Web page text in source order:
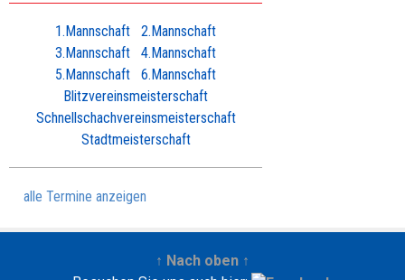
1.Mannschaft
2.Mannschaft
3.Mannschaft
4.Mannschaft
5.Mannschaft
6.Mannschaft
Blitzvereinsmeisterschaft
Schnellschachvereinsmeisterschaft
Stadtmeisterschaft
alle Termine anzeigen
↑ Nach oben ↑